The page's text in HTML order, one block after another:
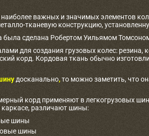
важных и значимых элементов
тканевую конструкцию,
была сделана Робертом Уильямом
для создания грузовых колес: резина,
корд. Кордовая ткань обычно
досканально,то можно заметить, что
корд применяют в легкогрузовых
различают шины:
шины
шины